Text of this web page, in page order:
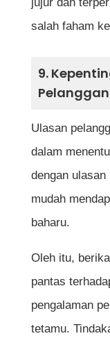
salah faham
9.
Pelanggan
Ulasan
dalam
dengan
mudah
baharu.
Oleh itu,
pantas
pengalaman
tetamu.